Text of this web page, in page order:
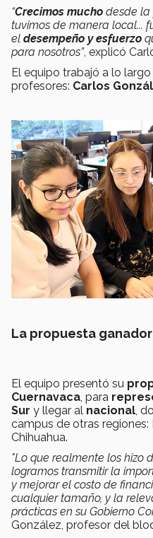
“Crecimos mucho desde la
tuvimos de manera local...
el desempeño y esfuerzo
para nosotros”, explicó
El equipo trabajó a lo
profesores: Carlos
La propuesta
El equipo presentó su
Cuernavaca, para
Sur y llegar al nacional,
campus de otras
Chihuahua.
"Lo que realmente los hizo
logramos transmitir la
y mejorar el costo de
cualquier tamaño, y la
prácticas en su Gobierno
González, profesor del